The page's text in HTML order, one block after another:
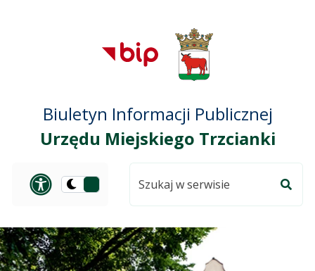
Przejdź do
głównego menu
Przejdź do treści
Przejdź do mapy
serwisu
Biuletyn Informacji Publicznej
Urzędu Miejskiego Trzcianki
Panel dostosowania
Przełącz
ciemną
serwisie